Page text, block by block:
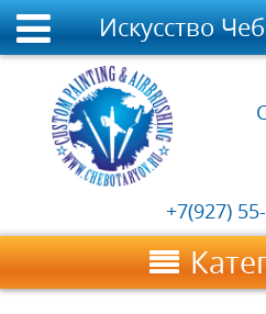
Искусство
+7(927)